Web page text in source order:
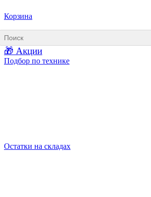
Корзина
🎁 Акции
Подбор по технике
Остатки на складах